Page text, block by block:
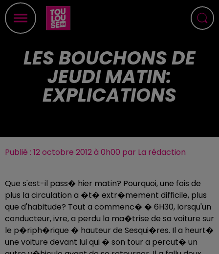
LES BOUCHONS DE
JEUDI MATIN:
EXPLICATIONS
Publié : 12 octobre 2012 à 0h00 par La rédaction
Que s'est-il pass� hier matin? Pourquoi, une fois de
plus la circulation a �t� extr�mement difficile, plus
que d'habitude? Tout a commenc� � 6H30, lorsqu'un
conducteur, ivre, a perdu la ma�trise de sa voiture sur
le p�riph�rique � hauteur de Sesqui�res. Il a heurt�
une voiture devant lui qui � son tour a percut� un